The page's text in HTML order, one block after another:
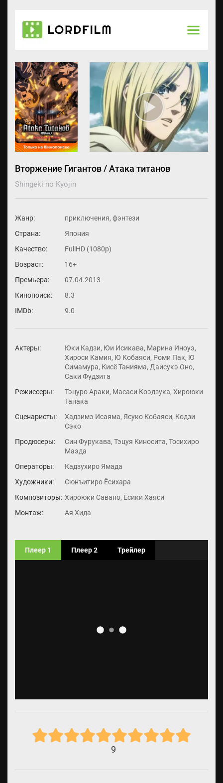
Вторжение Гигантов / Атака титанов
Shingeki no Kyojin
Жанр:
приключения, фэнтези
Страна:
Япония
Качество:
FullHD (1080p)
Возраст:
16+
Премьера:
07.04.2013
Кинопоиск:
8.3
IMDb:
9.0
Актеры:
Юки Кадзи, Юи Исикава, Марина Иноуэ,
Хироси Камия, Ю Кобаяси, Роми Пак, Ю
Симамура, Кисё Танияма, Даисукэ Оно,
Саки Фудзита
Режиссеры:
Тэцуро Араки, Масаси Коэдзука, Хироюки
Танака
Сценаристы:
Хадзимэ Исаяма, Ясуко Кобаяси, Кодзи
Сэко
Продюсеры:
Син Фурукава, Тэцуя Киносита, Тосихиро
Маэда
Операторы:
Кадзухиро Ямада
Художники:
Сюнъитиро Ёсихара
Композиторы: Хироюки Савано, Ёсики Хаяси
Монтаж:
Ая Хида
Плеер 1 Плеер 2 Трейлер
9